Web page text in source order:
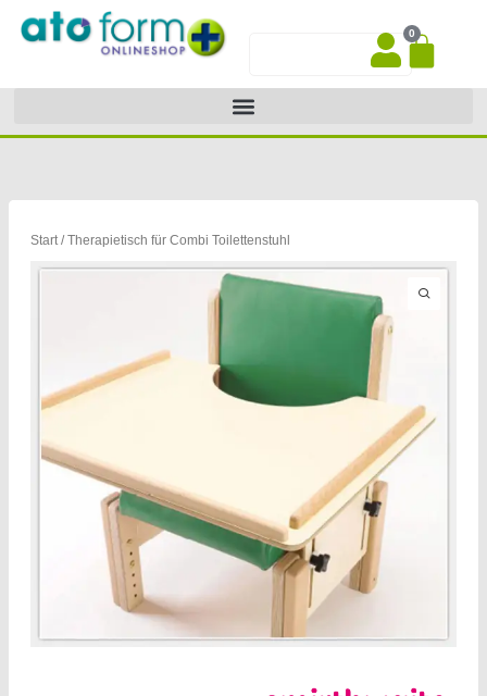
Inhalt
0
Start/ Therapietisch für Combi Toilettenstuhl